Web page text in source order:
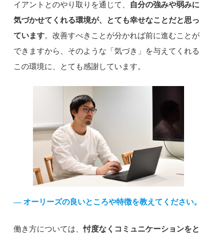
イアントとのやり取りを通じて、
自分の強みや弱みに
気づかせてくれる環境が、とても幸せなことだと思っ
ています。改善すべきことが分かれば前に進むことが
できますから、そのような「気づき」を与えてくれる
この環境に、とても感謝しています。
— オーリーズの良いところや特徴を教えてください。
働き方については、忖度なくコミュニケーションをと